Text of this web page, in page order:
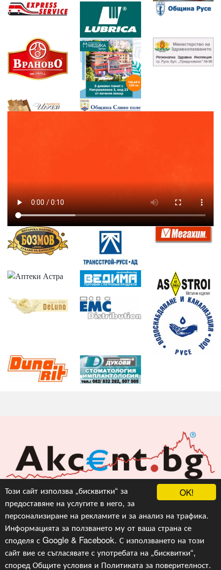
OK!
Този сайт използва „бисквитки“ за
предоставяне на услугите в него, за
персонализиране на рекламите и за анализ на трафика.
Информацията за ползването му от ваша страна се
споделя с Google & Facebook. С използването на този
сайт вие се съгласявате с употребата на „бисквитки“,
споредОбщите условия и Политиката за поверителност.
Акцент БГ ЕООД
info@akcent.bg
Facebook
Copyright © 2010, 2016, 2018-2022, 2023, v.3.0,
Акцент